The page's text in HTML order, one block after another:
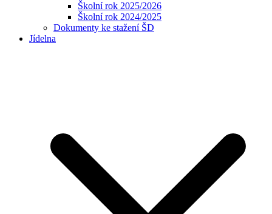
Školní rok 2025/2026
Školní rok 2024/2025
Dokumenty ke stažení ŠD
Jídelna